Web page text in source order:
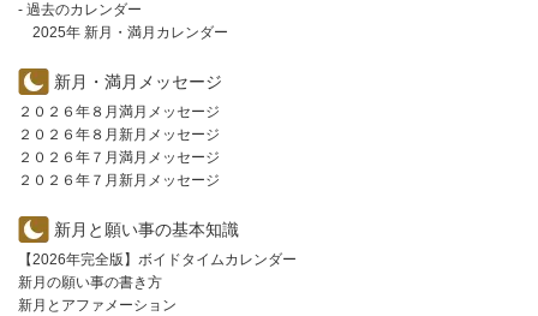
- 過去のカレンダー
2025年 新月・満月カレンダー
新月・満月メッセージ
２０２６年８月満月メッセージ
２０２６年８月新月メッセージ
２０２６年７月満月メッセージ
２０２６年７月新月メッセージ
新月と願い事の基本知識
【2026年完全版】ボイドタイムカレンダー
新月の願い事の書き方
新月とアファメーション